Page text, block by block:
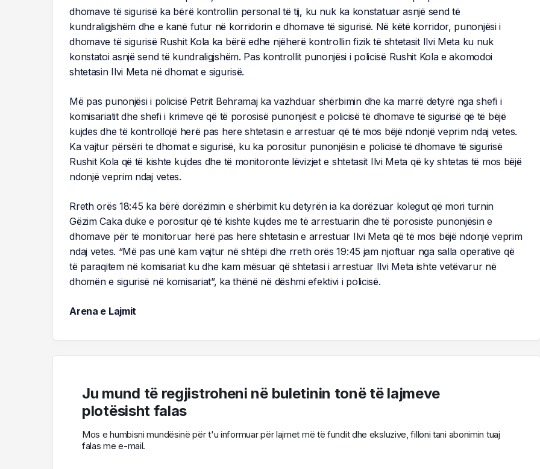
dhomave të sigurisë ka bërë kontrollin personal të tij, ku nuk ka konstatuar asnjë send të
kundraligjshëm dhe e kanë futur në korridorin e dhomave të sigurisë. Në këtë korridor, punonjësi i
dhomave të sigurisë Rushit Kola ka bërë edhe njëherë kontrollin fizik të shtetasit Ilvi Meta ku nuk
konstatoi asnjë send të kundraligjshëm. Pas kontrollit punonjësi i policisë Rushit Kola e akomodoi
shtetasin Ilvi Meta në dhomat e sigurisë.
Më pas punonjësi i policisë Petrit Behramaj ka vazhduar shërbimin dhe ka marrë detyrë nga shefi i
komisariatit dhe shefi i krimeve që të porosisë punonjësit e policisë të dhomave të sigurisë që të bëjë
kujdes dhe të kontrollojë herë pas here shtetasin e arrestuar që të mos bëjë ndonjë veprim ndaj vetes.
Ka vajtur përsëri te dhomat e sigurisë, ku ka porositur punonjësin e policisë të dhomave të sigurisë
Rushit Kola që të kishte kujdes dhe të monitoronte lëvizjet e shtetasit Ilvi Meta që ky shtetas të mos bëjë
ndonjë veprim ndaj vetes.
Rreth orës 18:45 ka bërë dorëzimin e shërbimit ku detyrën ia ka dorëzuar kolegut që mori turnin
Gëzim Caka duke e porositur që të kishte kujdes me të arrestuarin dhe të porosiste punonjësin e
dhomave për të monitoruar herë pas here shtetasin e arrestuar Ilvi Meta që të mos bëjë ndonjë veprim
ndaj vetes. “Më pas unë kam vajtur në shtëpi dhe rreth orës 19:45 jam njoftuar nga salla operative që
të paraqitem në komisariat ku dhe kam mësuar që shtetasi i arrestuar Ilvi Meta ishte vetëvarur në
dhomën e sigurisë në komisariat”, ka thënë në dëshmi efektivi i policisë.
Arena e Lajmit
Ju mund të regjistroheni në buletinin tonë të lajmeve
plotësisht falas
Mos e humbisni mundësinë për t'u informuar për lajmet më të fundit dhe eksluzive, filloni tani abonimin tuaj
falas me e-mail.